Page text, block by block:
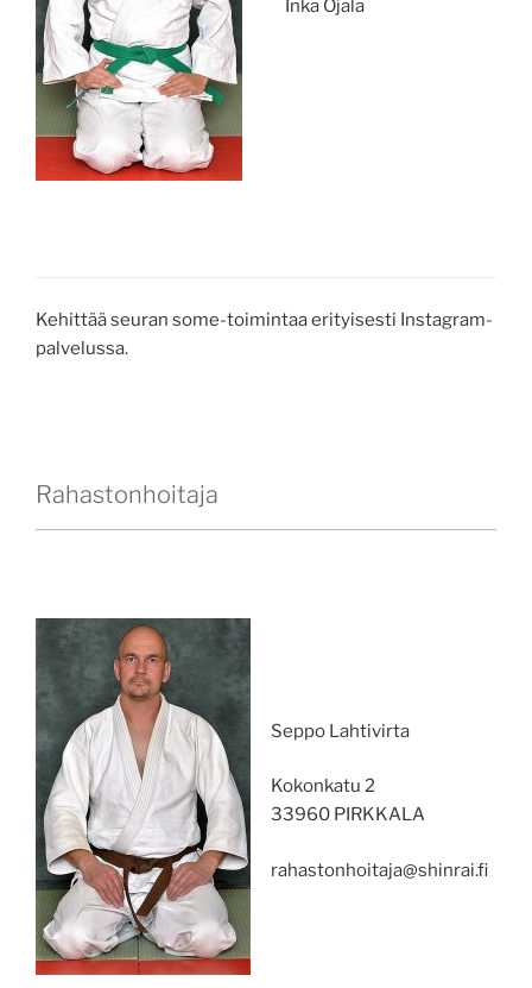
Inka Ojala
Kehittää seuran some-toimintaa erityisesti Instagram-
palvelussa.
Rahastonhoitaja
Seppo Lahtivirta
Kokonkatu 2
33960 PIRKKALA
rahastonhoitaja@shinrai.fi